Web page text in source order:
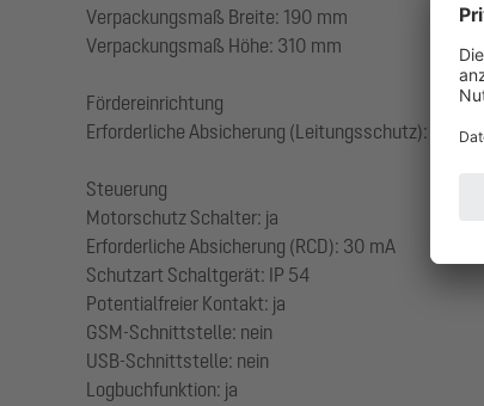
Verpackungsmaß Breite: 190 mm
Verpackungsmaß Höhe: 310 mm
Fördereinrichtung
Erforderliche Absicherung (Leitungsschutz): C 20 A
Steuerung
Motorschutz Schalter: ja
Erforderliche Absicherung (RCD): 30 mA
Schutzart Schaltgerät: IP 54
Potentialfreier Kontakt: ja
GSM-Schnittstelle: nein
USB-Schnittstelle: nein
Logbuchfunktion: ja